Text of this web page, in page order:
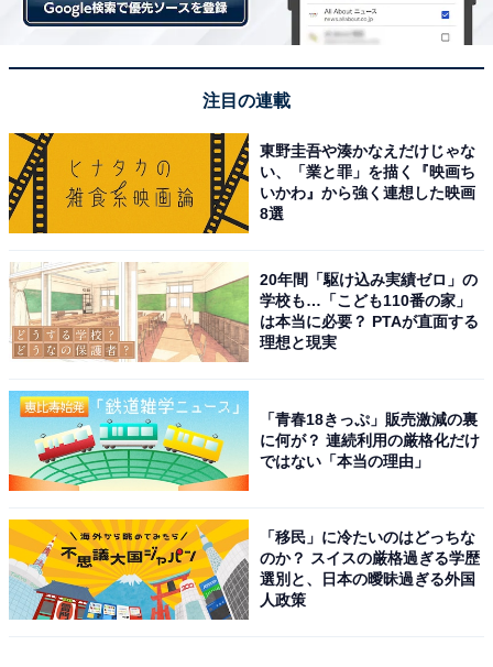
注目の連載
東野圭吾や湊かなえだけじゃな
い、「業と罪」を描く『映画ち
いかわ』から強く連想した映画
8選
20年間「駆け込み実績ゼロ」の
学校も…「こども110番の家」
は本当に必要？ PTAが直面する
理想と現実
「青春18きっぷ」販売激減の裏
に何が？ 連続利用の厳格化だけ
ではない「本当の理由」
「移民」に冷たいのはどっちな
のか？ スイスの厳格過ぎる学歴
選別と、日本の曖昧過ぎる外国
人政策